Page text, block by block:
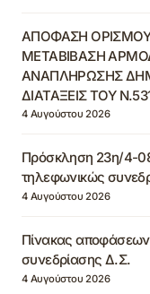
ΑΠΟΦΑΣΗ
ΜΕΤΑΒΙΒΑΣΗ
ΑΝΑΠΛΗΡΩΣΗΣ
ΔΙΑΤΑΞΕΙΣ ΤΟΥ
4 Αυγούστου 2026
Πρόσκληση 23η/4-
τηλεφωνικώς
4 Αυγούστου 2026
Πίνακας
συνεδρίασης Δ.Σ.
4 Αυγούστου 2026